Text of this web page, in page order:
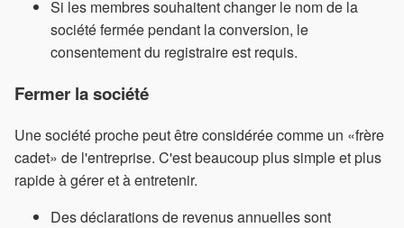
Si les membres souhaitent changer le nom de la
société fermée pendant la conversion, le
consentement du registraire est requis.
Fermer la société
Une société proche peut être considérée comme un «frère
cadet» de l'entreprise. C'est beaucoup plus simple et plus
rapide à gérer et à entretenir.
Des déclarations de revenus annuelles sont